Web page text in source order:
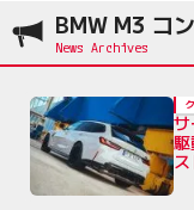
BMW M3 コ